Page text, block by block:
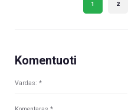
1 2
Komentuoti